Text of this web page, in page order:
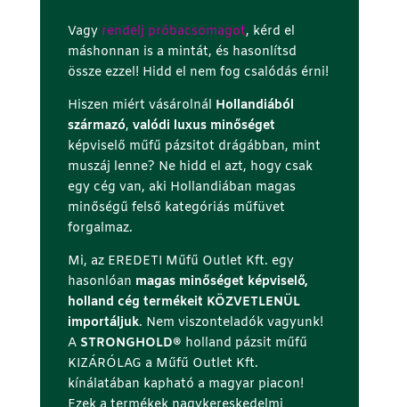
Vagy rendelj próbacsomagot, kérd el
máshonnan is a mintát, és hasonlítsd
össze ezzel! Hidd el nem fog csalódás érni!
Hiszen miért vásárolnál Hollandiából
származó, valódi luxus minőséget
képviselő műfű pázsitot drágábban, mint
muszáj lenne? Ne hidd el azt, hogy csak
egy cég van, aki Hollandiában magas
minőségű felső kategóriás műfüvet
forgalmaz.
Mi, az EREDETI Műfű Outlet Kft. egy
hasonlóan magas minőséget képviselő,
holland cég termékeit KÖZVETLENÜL
importáljuk. Nem viszonteladók vagyunk!
A STRONGHOLD® holland pázsit műfű
KIZÁRÓLAG a Műfű Outlet Kft.
kínálatában kapható a magyar piacon!